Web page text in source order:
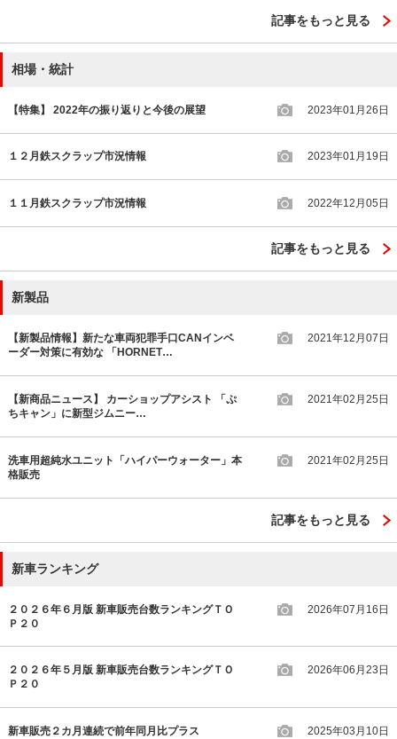
記事をもっと見る
相場・統計
【特集】 2022年の振り返りと今後の展望 2023年01月26日
１２月鉄スクラップ市況情報 2023年01月19日
１１月鉄スクラップ市況情報 2022年12月05日
記事をもっと見る
新製品
【新製品情報】新たな車両犯罪手口CANインベ
ーダー対策に有効な 「HORNET…
2021年12月07日
【新商品ニュース】 カーショップアシスト 「ぷ
ちキャン」に新型ジムニー…
2021年02月25日
洗車用超純水ユニット「ハイパーウォーター」本
格販売
2021年02月25日
記事をもっと見る
新車ランキング
２０２６年６月版 新車販売台数ランキングＴＯ
Ｐ２０
2026年07月16日
２０２６年５月版 新車販売台数ランキングＴＯ
Ｐ２０
2026年06月23日
新車販売２カ月連続で前年同月比プラス 2025年03月10日